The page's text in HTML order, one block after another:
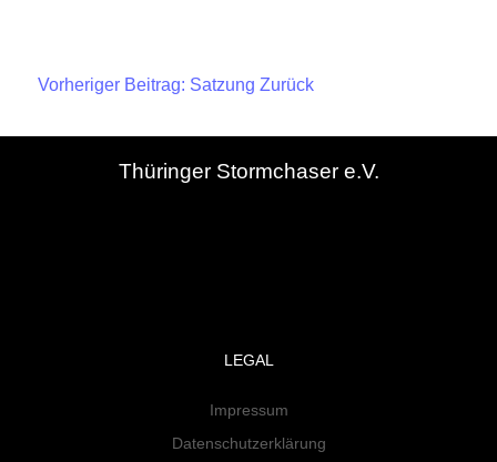
Vorheriger Beitrag: Satzung Zurück
Thüringer Stormchaser e.V.
LEGAL
Impressum
Datenschutzerklärung